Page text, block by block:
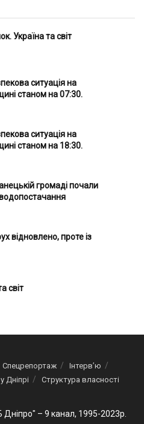
Україна та світ
ситуація на
станом на 07:30.
ситуація на
станом на 18:30.
громаді почали
відновлено, проте із
світ
Спецрепортаж
Інтерв’ю
Дніпрі Структура власності
– 9 канал, 1995-2023р.